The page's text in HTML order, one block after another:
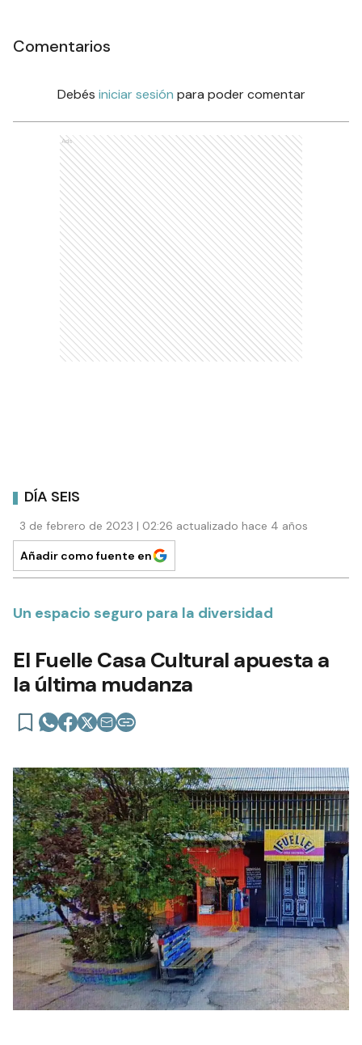
Comentarios
Debés iniciar sesión para poder comentar
Ads
DÍA SEIS
3 de febrero de 2023 | 02:26 actualizado hace 4 años
Añadir como fuente en
Un espacio seguro para la diversidad
El Fuelle Casa Cultural apuesta a
la última mudanza